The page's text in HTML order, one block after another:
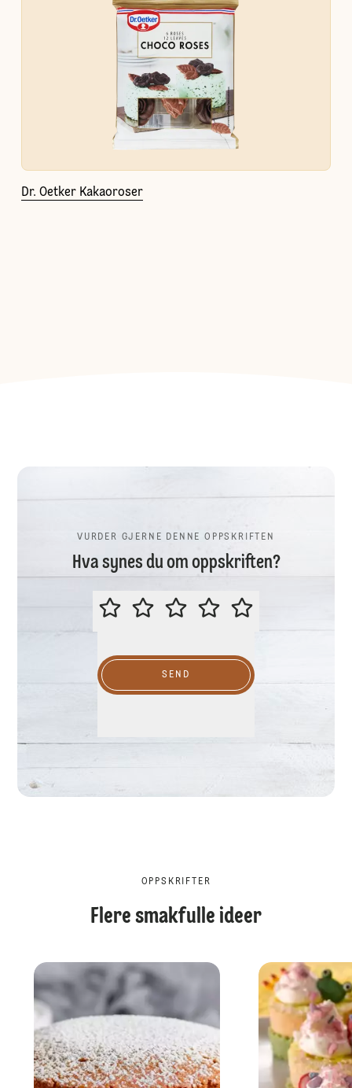
Dr. Oetker Kakaoroser
VURDER GJERNE DENNE OPPSKRIFTEN
Hva synes du om oppskriften?
VURDER GJERNE DENNE
SEND
OPPSKRIFTER
Flere smakfulle ideer